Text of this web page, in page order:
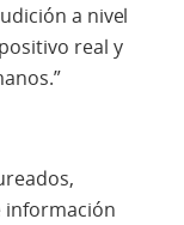
a nivel
real y
información